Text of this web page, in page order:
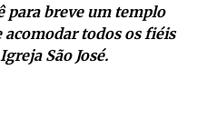
para breve um templo
todos os fiéis
São José.